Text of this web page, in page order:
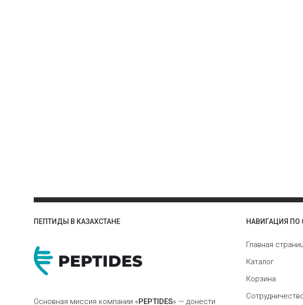
ПЕПТИДЫ В КАЗАХСТАНЕ
Основная миссия компании «PEPTIDES» — донести
НАВИГАЦИЯ ПО
Главная
Каталог
Корзина